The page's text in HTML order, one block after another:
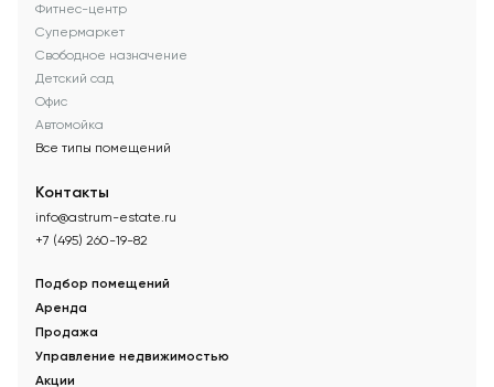
Фитнес-центр
Супермаркет
Свободное назначение
Детский сад
Офис
Автомойка
Все типы помещений
Контакты
info@astrum-estate.ru
+7 (495) 260-19-82
Подбор помещений
Аренда
Продажа
Управление недвижимостью
Акции